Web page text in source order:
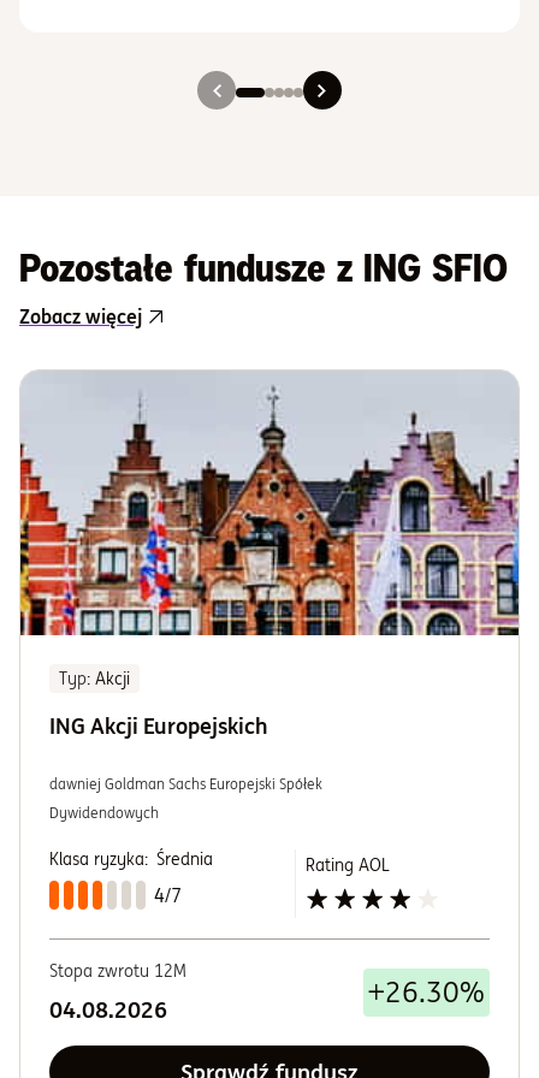
Slajd 1
Slajd 2
Slajd 3
Slajd 4
Slajd 5
Pozostałe fundusze z ING SFIO
Zobacz więcej
Typ: Akcji
ING Akcji Europejskich
dawniej Goldman Sachs Europejski Spółek
Dywidendowych
Klasa ryzyka: Średnia
4/7
Rating AOL
Stopa zwrotu 12M
04.08.2026 +26.30%
Sprawdź fundusz